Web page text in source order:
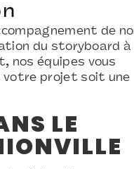
de
du storyboard à
nos équipes vous
votre projet soit une
LE